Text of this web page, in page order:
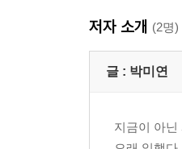
저자 소개 (2명)
글 : 박미연
지금이 아닌